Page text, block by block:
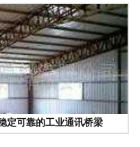
定可靠的工业通讯桥梁